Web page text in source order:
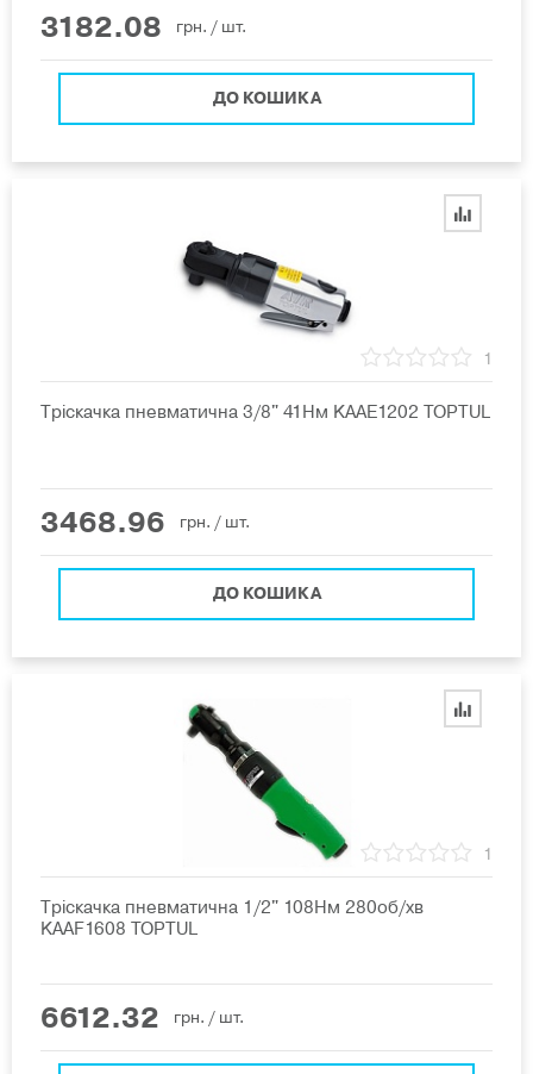
3182.08 грн. / шт.
ДО КОШИКА
1
Тріскачка пневматична 3/8" 41Нм KAAE1202 TOPTUL
3468.96 грн. / шт.
ДО КОШИКА
1
Тріскачка пневматична 1/2" 108Нм 280об/хв
KAAF1608 TOPTUL
6612.32 грн. / шт.